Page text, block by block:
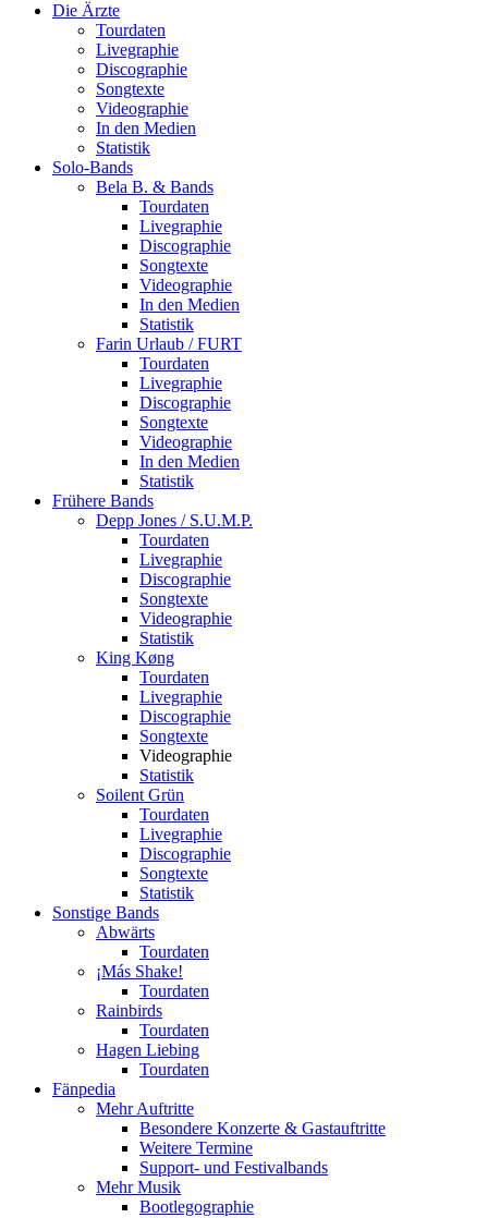
Die Ärzte
Tourdaten
Livegraphie
Discographie
Songtexte
Videographie
In den Medien
Statistik
Solo-Bands
Bela B. & Bands
Tourdaten
Livegraphie
Discographie
Songtexte
Videographie
In den Medien
Statistik
Farin Urlaub / FURT
Tourdaten
Livegraphie
Discographie
Songtexte
Videographie
In den Medien
Statistik
Frühere Bands
Depp Jones / S.U.M.P.
Tourdaten
Livegraphie
Discographie
Songtexte
Videographie
Statistik
King Køng
Tourdaten
Livegraphie
Discographie
Songtexte
Videographie
Statistik
Soilent Grün
Tourdaten
Livegraphie
Discographie
Songtexte
Statistik
Sonstige Bands
Abwärts
Tourdaten
¡Más Shake!
Tourdaten
Rainbirds
Tourdaten
Hagen Liebing
Tourdaten
Fänpedia
Mehr Auftritte
Besondere Konzerte & Gastauftritte
Weitere Termine
Support- und Festivalbands
Mehr Musik
Bootlegographie